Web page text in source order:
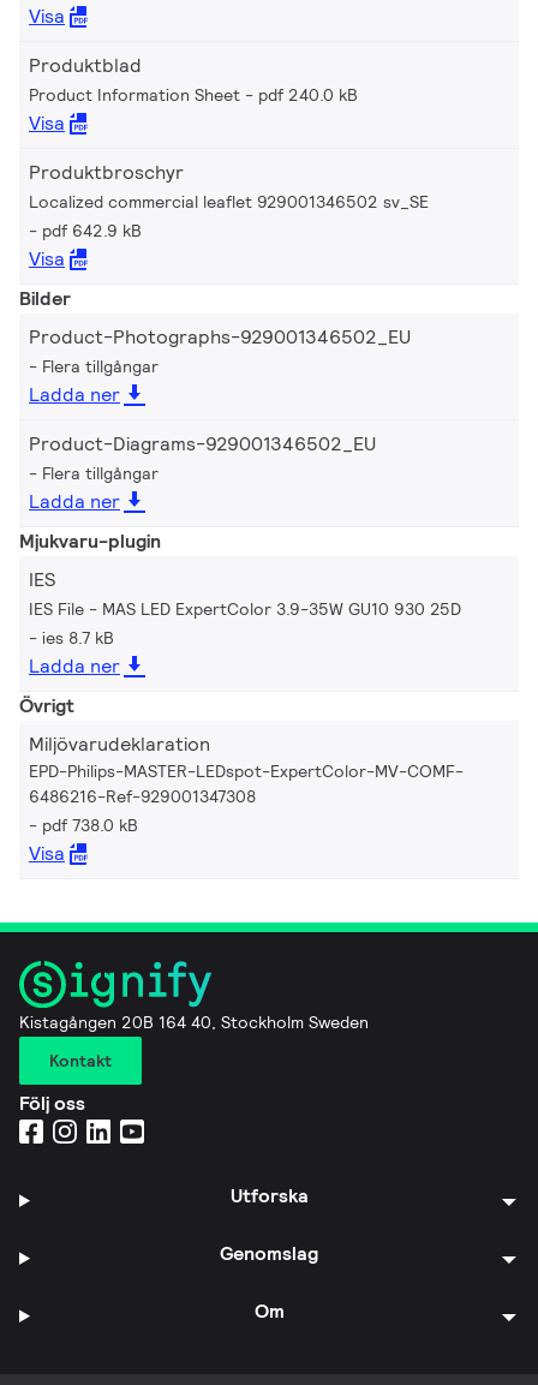
Visa
Produktblad
Product Information Sheet pdf 240.0 kB
Visa
Produktbroschyr
Localized commercial leaflet 929001346502 sv_SE
pdf 642.9 kB
Visa
Bilder
Product-Photographs-929001346502_EU
Flera tillgångar
Ladda ner
Product-Diagrams-929001346502_EU
Flera tillgångar
Ladda ner
Mjukvaru-plugin
IES
IES File - MAS LED ExpertColor 3.9-35W GU10 930 25D
ies 8.7 kB
Ladda ner
Övrigt
Miljövarudeklaration
EPD-Philips-MASTER-LEDspot-ExpertColor-MV-COMF-
6486216-Ref-929001347308
pdf 738.0 kB
Visa
Kistagången 20B 164 40, Stockholm Sweden
Kontakt
Följ oss
Utforska
Genomslag
Om